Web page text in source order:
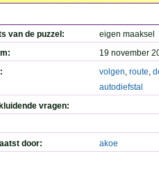
van de puzzel:
eigen maaksel
19 november
volgen, route,
autodiefstal
vragen:
door: akoe